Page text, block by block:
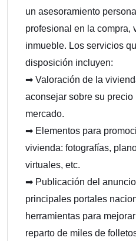
un asesoramiento
profesional en la compra,
inmueble. Los servicios
disposición incluyen:
➡ Valoración de la
aconsejar sobre su precio
mercado.
➡ Elementos para
vivienda: fotografías,
virtuales, etc.
➡ Publicación del
principales portales
herramientas para
reparto de miles de